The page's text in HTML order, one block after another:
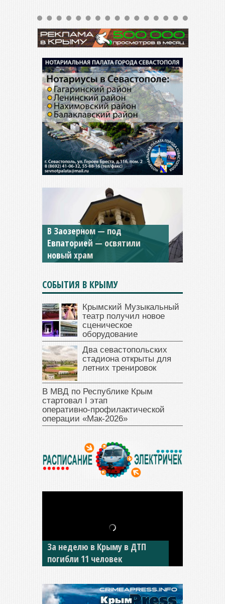
В Заозерном — под
Евпаторией — освятили
новый храм
СОБЫТИЯ В КРЫМУ
Крымский Музыкальный
театр получил новое
сценическое
оборудование
Два севастопольских
стадиона открыты для
летних тренировок
В МВД по Республике Крым
стартовал I этап
оперативно‑профилактической
операции «Мак‑2026»
За неделю в Крыму в ДТП
погибли 11 человек